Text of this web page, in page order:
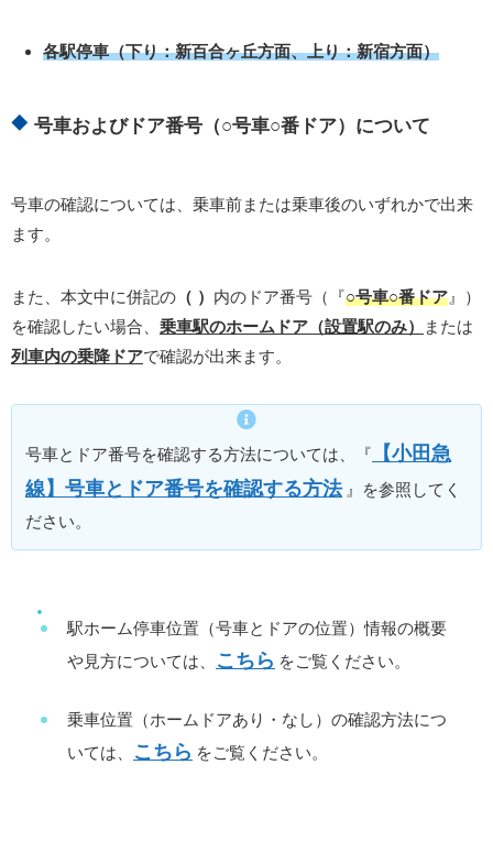
各駅停車（下り：新百合ヶ丘方面、上り：新宿方面）
号車およびドア番号（○号車○番ドア）について
号車の確認については、乗車前または乗車後のいずれかで出来
ます。
また、本文中に併記の （ ） 内のドア番号（『○号車○番ドア 』）
を確認したい場合、 乗車駅のホームドア（設置駅のみ）
または
列車内の乗降ドアで確認が出来ます。
号車とドア番号を確認する方法については、『
【小田急
線】号車とドア番号を確認する方法 』を参照してく
ださい。
駅ホーム停車位置（号車とドアの位置）情報の概要
や見方については、
こちら をご覧ください。
乗車位置（ホームドアあり・なし）の確認方法につ
いては、
こちら をご覧ください。